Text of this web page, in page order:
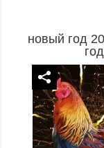
новый год